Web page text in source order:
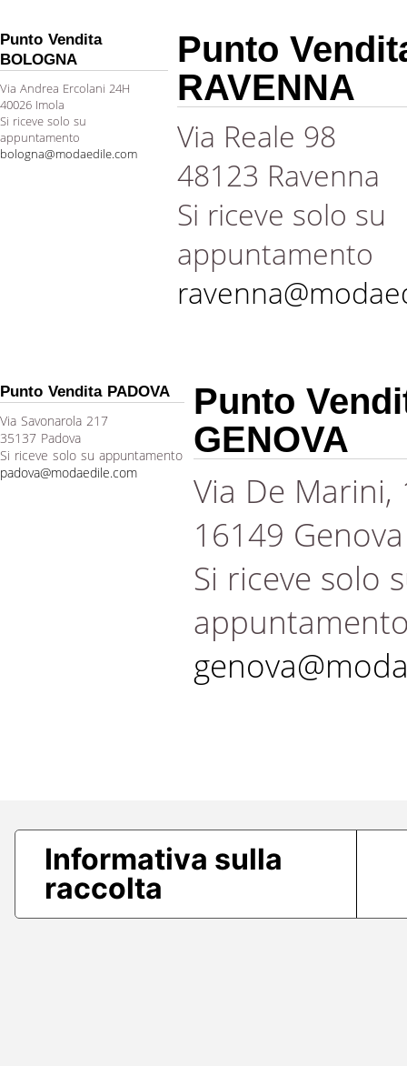
Punto Vendita
BOLOGNA
Via Andrea Ercolani 24H
40026 Imola
Si riceve solo su
appuntamento
bologna@modaedile.com
Punto
RAVENNA
Via Reale 98
48123 Ravenna
Si riceve solo su
appuntamento
Punto Vendita PADOVA
Via Savonarola 217
35137 Padova
Si riceve solo su appuntamento
padova@modaedile.com
Punto
GENOVA
Via De Marini,
16149 Genova
Si riceve solo
Informativa sulla
raccolta